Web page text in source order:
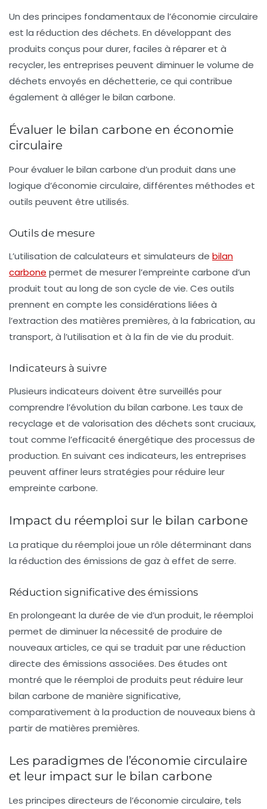
Un des principes fondamentaux de l’économie circulaire
est la réduction des déchets. En développant des
produits conçus pour durer, faciles à réparer et à
recycler, les entreprises peuvent diminuer le volume de
déchets envoyés en déchetterie, ce qui contribue
également à alléger le bilan carbone.
Évaluer le bilan carbone en économie
circulaire
Pour évaluer le bilan carbone d’un produit dans une
logique d’économie circulaire, différentes méthodes et
outils peuvent être utilisés.
Outils de mesure
L’utilisation de calculateurs et simulateurs de bilan
carbone permet de mesurer l’empreinte carbone d’un
produit tout au long de son cycle de vie. Ces outils
prennent en compte les considérations liées à
l’extraction des matières premières, à la fabrication, au
transport, à l’utilisation et à la fin de vie du produit.
Indicateurs à suivre
Plusieurs indicateurs doivent être surveillés pour
comprendre l’évolution du bilan carbone. Les taux de
recyclage et de valorisation des déchets sont cruciaux,
tout comme l’efficacité énergétique des processus de
production. En suivant ces indicateurs, les entreprises
peuvent affiner leurs stratégies pour réduire leur
empreinte carbone.
Impact du réemploi sur le bilan carbone
La pratique du réemploi joue un rôle déterminant dans
la réduction des émissions de gaz à effet de serre.
Réduction significative des émissions
En prolongeant la durée de vie d’un produit, le réemploi
permet de diminuer la nécessité de produire de
nouveaux articles, ce qui se traduit par une réduction
directe des émissions associées. Des études ont
montré que le réemploi de produits peut réduire leur
bilan carbone de manière significative,
comparativement à la production de nouveaux biens à
partir de matières premières.
Les paradigmes de l’économie circulaire
et leur impact sur le bilan carbone
Les principes directeurs de l’économie circulaire, tels